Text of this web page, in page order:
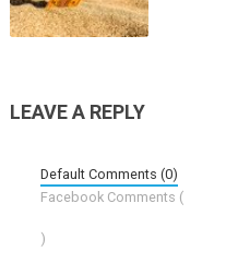
LEAVE A REPLY
Default Comments (0)
Facebook Comments (
)